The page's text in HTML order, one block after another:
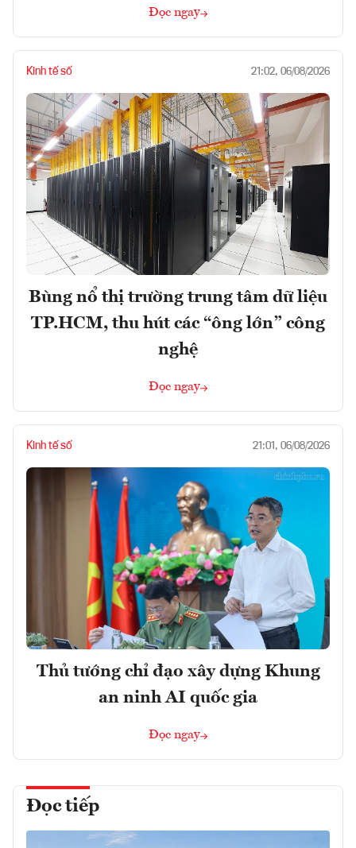
Đọc ngay
Kinh tế số 21:02, 06/08/2026
Bùng nổ thị trường trung tâm dữ liệu
TP.HCM, thu hút các “ông lớn” công
nghệ
Đọc ngay
Kinh tế số 21:01, 06/08/2026
Thủ tướng chỉ đạo xây dựng Khung
an ninh AI quốc gia
Đọc ngay
Đọc tiếp